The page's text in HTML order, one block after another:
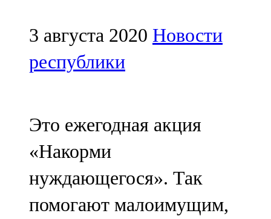
106,2 FM
Минзәлә
107,3 FM
100,0 FM
Нурлат
104,7 FM
Олы Әтнә
3 августа 2020 Новости
республики
Это ежегодная акция
«Накорми
нуждающегося». Так
помогают малоимущим,